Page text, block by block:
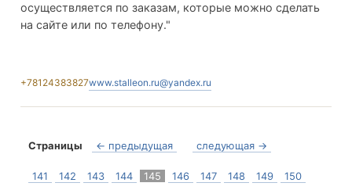
осуществляется по заказам, которые можно сделать
на сайте или по телефону."
+78124383827www.stalleon.ru@yandex.ru
Страницы ← предыдущая следующая →
141 142 143 144 145 146 147 148 149 150